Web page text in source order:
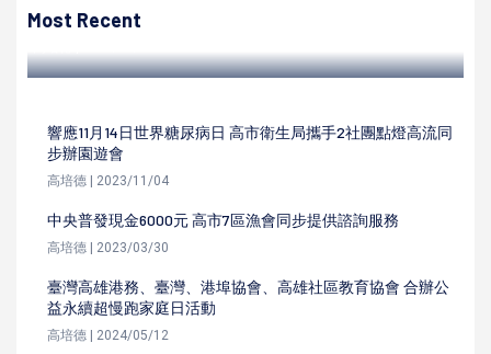
Most Recent
計達1180處
響應11月14日世界糖尿病日 高市衛生局攜手2社團點燈高流同
步辦園遊會
高培德 | 2023/11/04
中央普發現金6000元 高市7區漁會同步提供諮詢服務
高培德 | 2023/03/30
臺灣高雄港務、臺灣、港埠協會、高雄社區教育協會 合辦公
益永續超慢跑家庭日活動
高培德 | 2024/05/12